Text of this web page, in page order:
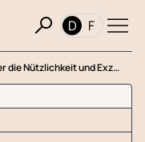
D F
die Nützlichkeit und Exz…